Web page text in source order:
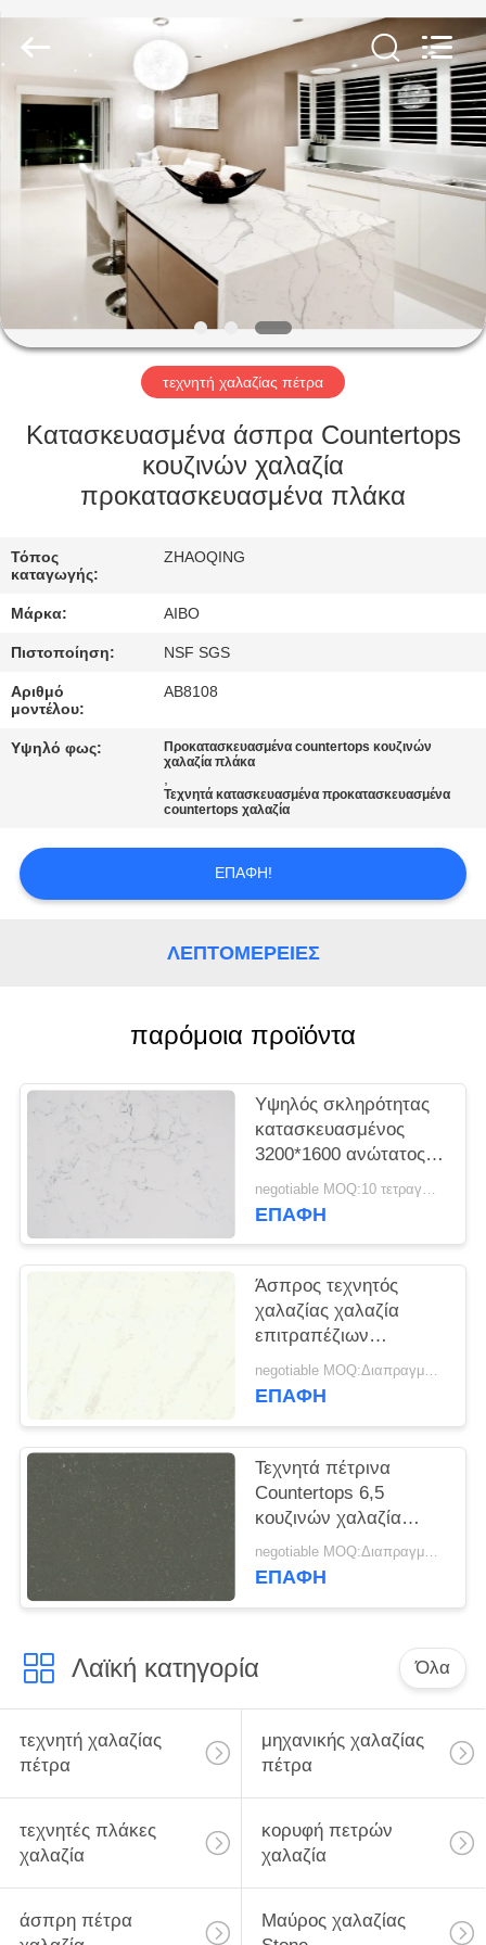
ΣΠΊΤΙ
ΠΡΟΪΌΝΤΑ
ΠΕΡΊΠΟΥ
ΓΎΡΟΣ
ΕΡΓΟΣΤΑΣΊΩΝ
ΠΟΙΟΤΙΚΌΣ
ΈΛΕΓΧΟΣ
ΜΑΣ
ΕΛΆΤΕ
ΕΠΑΦΉ
ΜΕ
ΖΗΤΉΣΤΕ
ΈΝΑ
ΑΠΌΣΠΑΣΜΑ
PRIVACY
POLICY
New
Technology
CO.,Ltd.
Rights
Reserved.
τεχνητή χαλαζίας πέτρα
Κατασκευασμένα άσπρα Countertops
κουζινών χαλαζία
προκατασκευασμένα πλάκα
Τόπος
καταγωγής:
ZHAOQING
Μάρκα: AIBO
Πιστοποίηση: NSF SGS
Αριθμό
μοντέλου:
AB8108
Υψηλό φως:
Προκατασκευασμένα countertops κουζινών
χαλαζία πλάκα
,
Τεχνητά κατασκευασμένα προκατασκευασμένα
countertops χαλαζία
ΕΠΑΦΉ!
ΛΕΠΤΟΜΈΡΕΙΕΣ
παρόμοια προϊόντα
Υψηλός σκληρότητας
κατασκευασμένος
3200*1600 ανώτατος
αντίκτυπος κουζινών
χαλαζία πέτρινος -
negotiable MOQ:10 τετραγωνικό μέτρο
ΕΠΑΦΉ
Άσπρος τεχνητός
χαλαζίας χαλαζία
επιτραπέζιων
κορυφών κουζινών για
το λουτρό Vanitytop
negotiable MOQ:Διαπραγματεύσιμο
ΕΠΑΦΉ
Τεχνητά πέτρινα
Countertops 6,5
κουζινών χαλαζία
υψηλής πυκνότητας
σκληρότητα Mohz
negotiable MOQ:Διαπραγματεύσιμο
ΕΠΑΦΉ
Λαϊκή κατηγορία Όλα
τεχνητή χαλαζίας
πέτρα
μηχανικής χαλαζίας
πέτρα
τεχνητές πλάκες
χαλαζία
κορυφή πετρών
χαλαζία
άσπρη πέτρα
Μαύρος χαλαζίας